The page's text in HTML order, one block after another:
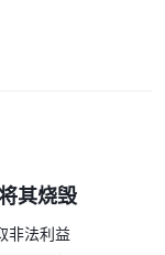
实时市场数据和一
畅直观的交易体
。交易者可以使用
其烧毁
非法利益